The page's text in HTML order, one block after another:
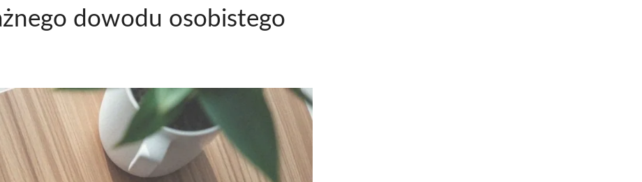
dowodu osobistego